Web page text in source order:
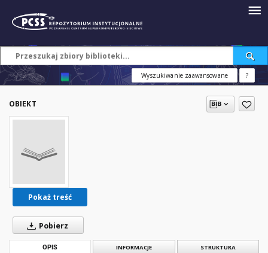
Wyszukiwanie zaawansowane ?
OBIEKT
Pokaż treść
Pobierz
OPIS INFORMACJE STRUKTURA